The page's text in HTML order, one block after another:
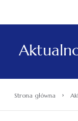
Strona główna ›